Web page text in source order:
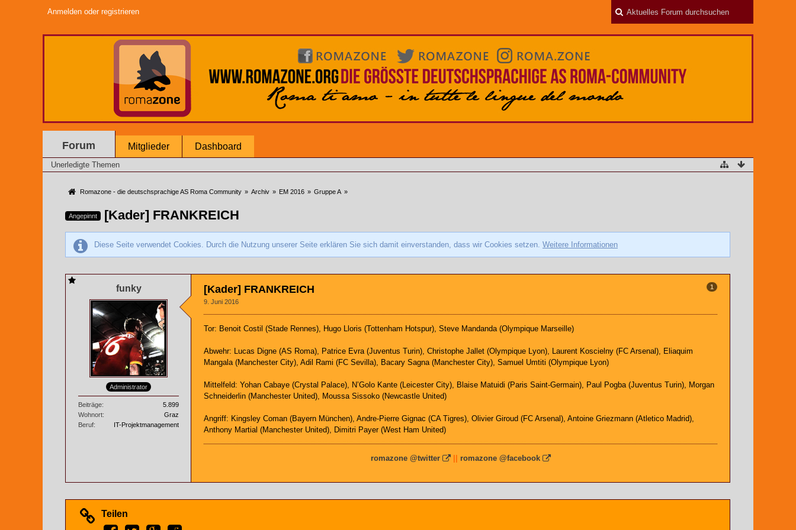
Anmelden oder registrieren
Forum Mitglieder Dashboard
Unerledigte Themen
Romazone - die deutschsprachige AS Roma Community » Archiv » EM 2016 » Gruppe A »
Angepinnt [Kader] FRANKREICH
Diese Seite verwendet Cookies. Durch die Nutzung unserer Seite erklären Sie sich damit einverstanden, dass wir Cookies setzen. Weitere Informationen
funky
Administrator
Beiträge
5.899
Wohnort
Graz
Beruf
IT-Projektmanagement
1
[Kader] FRANKREICH
9. Juni 2016
Tor: Benoit Costil (Stade Rennes), Hugo Lloris (Tottenham Hotspur), Steve Mandanda (Olympique Marseille)
Abwehr: Lucas Digne (AS Roma), Patrice Evra (Juventus Turin), Christophe Jallet (Olympique Lyon), Laurent Koscielny (FC Arsenal), Eliaquim
Mangala (Manchester City), Adil Rami (FC Sevilla), Bacary Sagna (Manchester City), Samuel Umtiti (Olympique Lyon)
Mittelfeld: Yohan Cabaye (Crystal Palace), N’Golo Kante (Leicester City), Blaise Matuidi (Paris Saint-Germain), Paul Pogba (Juventus Turin), Morgan
Schneiderlin (Manchester United), Moussa Sissoko (Newcastle United)
Angriff: Kingsley Coman (Bayern München), Andre-Pierre Gignac (CA Tigres), Olivier Giroud (FC Arsenal), Antoine Griezmann (Atletico Madrid),
Anthony Martial (Manchester United), Dimitri Payer (West Ham United)
romazone @twitter romazone @facebook
Teilen